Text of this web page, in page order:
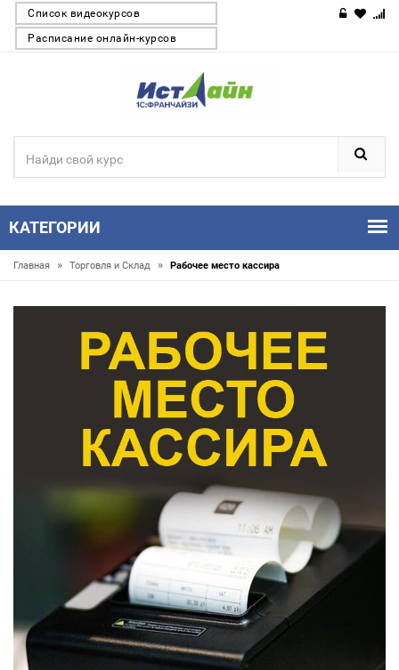
Список видеокурсов
Расписание онлайн-курсов
КАТЕГОРИИ
Главная » Торговля и Склад » Рабочее место кассира